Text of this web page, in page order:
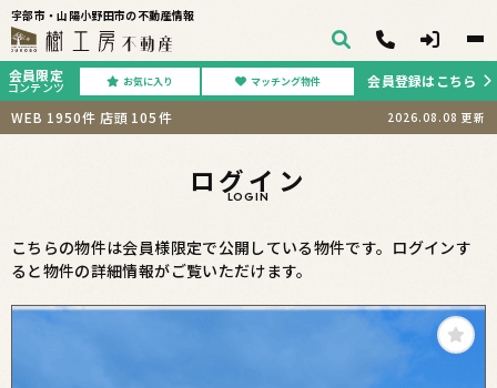
宇部市・山陽小野田市の不動産情報
会員限定
コンテンツ お気に入り マッチング物件
会員登録はこちら
WEB 1950件 店頭 105件 2026.08.08 更新
ログイン
LOGIN
こちらの物件は会員様限定で公開している物件です。ログインす
ると物件の詳細情報がご覧いただけます。